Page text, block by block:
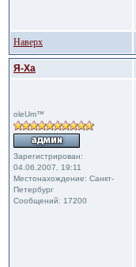
Наверх
Я-Ха
oleUm™
Зарегистрирован:
04.06.2007, 19:11
Местонахождение: Санкт-
Петербург
Сообщений: 17200